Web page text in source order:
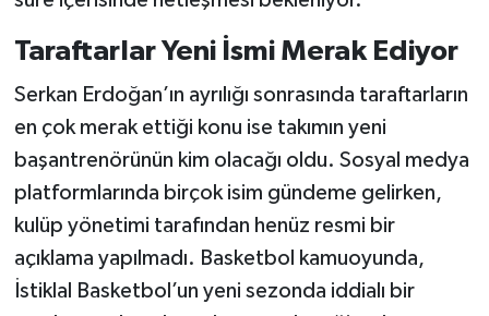
Taraftarlar Yeni İsmi Merak Ediyor
Serkan Erdoğan’ın ayrılığı sonrasında taraftarların
en çok merak ettiği konu ise takımın yeni
başantrenörünün kim olacağı oldu. Sosyal medya
platformlarında birçok isim gündeme gelirken,
kulüp yönetimi tarafından henüz resmi bir
açıklama yapılmadı. Basketbol kamuoyunda,
İstiklal Basketbol’un yeni sezonda iddialı bir